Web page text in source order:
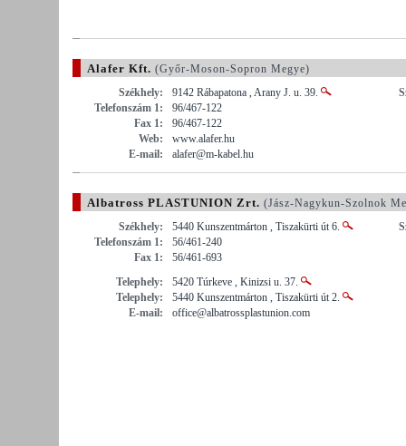
Alafer Kft. (Győr-Moson-Sopron Megye)
Székhely:
9142 Rábapatona , Arany J. u. 39.
Telefonszám 1:
96/467-122
Fax 1:
96/467-122
Web:
www.alafer.hu
E-mail:
alafer@m-kabel.hu
Albatross PLASTUNION Zrt. (Jász-Nagykun-Szolnok
Székhely:
5440 Kunszentmárton , Tiszakürti út 6.
Telefonszám 1:
56/461-240
Fax 1:
56/461-693
Telephely:
5420 Túrkeve , Kinizsi u. 37.
Telephely:
5440 Kunszentmárton , Tiszakürti út 2.
E-mail:
office@albatrossplastunion.com